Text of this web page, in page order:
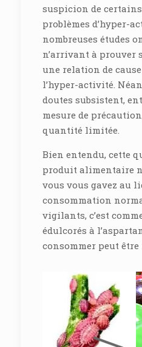
suspicion de
problèmes d’hyper-
nombreuses études
n’arrivant à prouver
une relation de
l’hyper-activité.
doutes subsistent,
mesure de
quantité limitée.
Bien entendu, cette
produit alimentaire
vous vous gavez au
consommation
vigilants, c’est
édulcorés à
consommer peut être